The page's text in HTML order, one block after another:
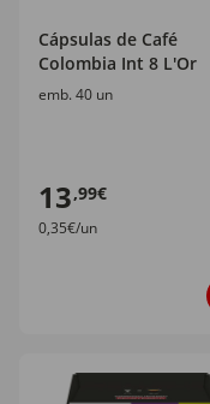
Cápsulas de Café
Colombia Int 8 L'Or
emb. 40 un
13,99€
0,35€/un